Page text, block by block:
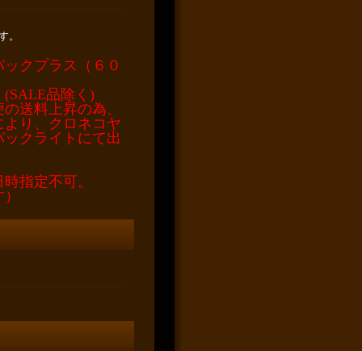
。
クプラス（６０
品除く)
送料上昇の為、
り、クロネコヤ
クライトにて出
指定不可。